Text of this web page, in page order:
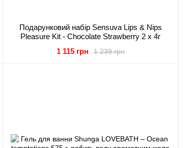
Подарунковий набір Sensuva Lips & Nips
Pleasure Kit - Chocolate Strawberry 2 x 4г
1 239 грн
1 115 грн